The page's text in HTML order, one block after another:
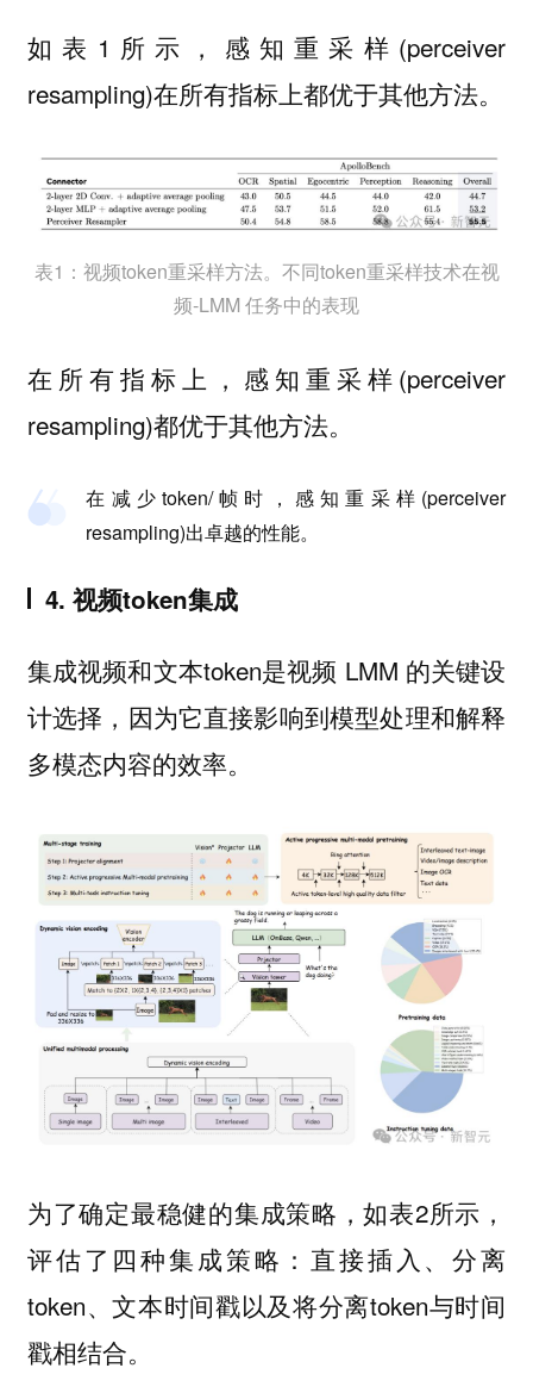
如表1所示，感知重采样(perceiver
resampling)在所有指标上都优于其他方法。
表1：视频token重采样方法。不同token重采样技术在视
频-LMM 任务中的表现
在所有指标上，感知重采样(perceiver
resampling)都优于其他方法。
在减少token/帧时，感知重采样(perceiver
resampling)出卓越的性能。
4. 视频token集成
集成视频和文本token是视频 LMM 的关键设
计选择，因为它直接影响到模型处理和解释
多模态内容的效率。
为了确定最稳健的集成策略，如表2所示，
评估了四种集成策略：直接插入、分离
token、文本时间戳以及将分离token与时间
戳相结合。